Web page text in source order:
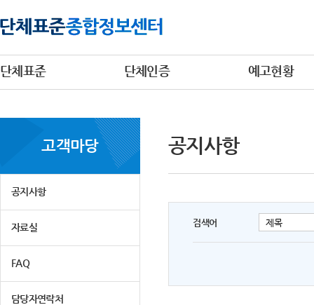
단체표준 단체인증 예고현황
고객마당
공지사항
자료실
FAQ
담당자연락처
공지사항
검색어